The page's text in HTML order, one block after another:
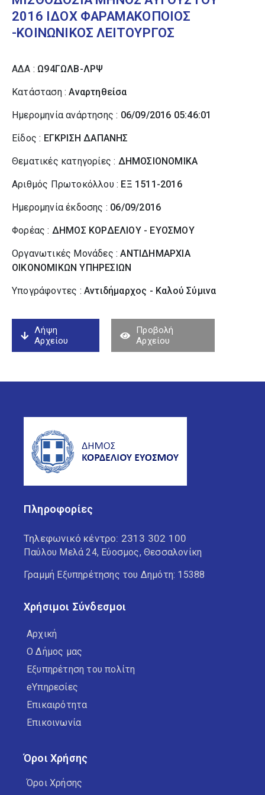
2016 ΙΔΟΧ ΦΑΡΑΜΑΚΟΠΟΙΟΣ
-ΚΟΙΝΩΝΙΚΟΣ ΛΕΙΤΟΥΡΓΟΣ
ΑΔΑ : Ω94ΓΩΛΒ-ΛΡΨ
Κατάσταση :Αναρτηθείσα
Ημερομηνία ανάρτησης : 06/09/2016 05:46:01
Είδος : ΕΓΚΡΙΣΗ ΔΑΠΑΝΗΣ
Θεματικές κατηγορίες : ΔΗΜΟΣΙΟΝΟΜΙΚΑ
Αριθμός Πρωτοκόλλου : ΕΞ 1511-2016
Ημερομηνία έκδοσης : 06/09/2016
Φορέας : ΔΗΜΟΣ ΚΟΡΔΕΛΙΟΥ - ΕΥΟΣΜΟΥ
Οργανωτικές Μονάδες :ΑΝΤΙΔΗΜΑΡΧΙΑ
ΟΙΚΟΝΟΜΙΚΩΝ ΥΠΗΡΕΣΙΩΝ
Υπογράφοντες : Αντιδήμαρχος - Καλού Σύµινα
Λήψη
Αρχείου
Προβολή
Αρχείου
Πληροφορίες
Τηλεφωνικό κέντρο: 2313 302 100
Παύλου Μελά 24, Εύοσμος, Θεσσαλονίκη
Γραμμή Εξυπηρέτησης του Δημότη: 15388
Χρήσιμοι Σύνδεσμοι
Αρχική
Ο Δήμος μας
Εξυπηρέτηση του πολίτη
eΥπηρεσίες
Επικαιρότητα
Επικοινωνία
Όροι Χρήσης
Όροι Χρήσης